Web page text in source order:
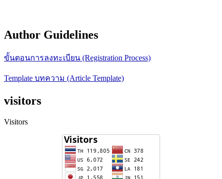
Author Guidelines
ขั้นตอนการลงทะเบียน (Registration Process)
Template บทความ (Article Template)
visitors
Visitors